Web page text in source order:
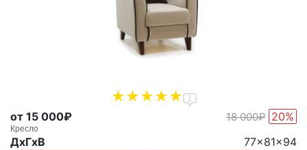
1
от 15 000₽ 18 000₽ 20%
Кресло
ДxГxВ 77x81x94